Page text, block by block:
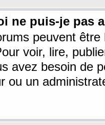
ne puis-je pas
peuvent être
voir, lire,
avez besoin de
ou un